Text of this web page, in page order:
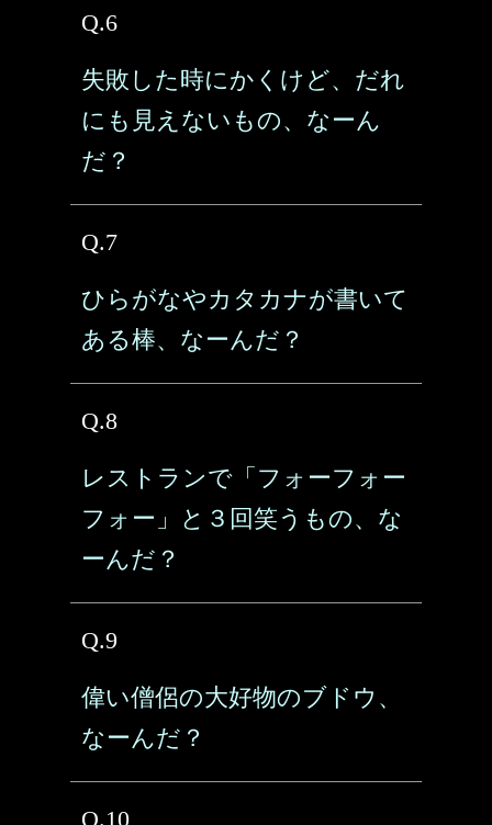
Q.6
失敗した時にかくけど、だれ
にも見えないもの、なーん
だ？
Q.7
ひらがなやカタカナが書いて
ある棒、なーんだ？
Q.8
レストランで「フォーフォー
フォー」と３回笑うもの、な
ーんだ？
Q.9
偉い僧侶の大好物のブドウ、
なーんだ？
Q.10